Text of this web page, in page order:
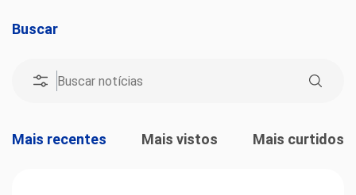
Buscar
Mais recentes Mais vistos Mais curtidos